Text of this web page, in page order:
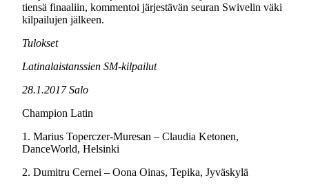
tiensä finaaliin, kommentoi järjestävän seuran Swivelin väki
kilpailujen jälkeen.
Tulokset
Latinalaistanssien SM-kilpailut
28.1.2017 Salo
Champion Latin
1. Marius Toperczer-Muresan – Claudia Ketonen,
DanceWorld, Helsinki
2. Dumitru Cernei – Oona Oinas, Tepika, Jyväskylä